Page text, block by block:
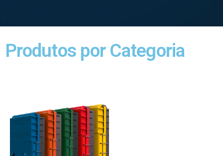
Produtos por Categoria